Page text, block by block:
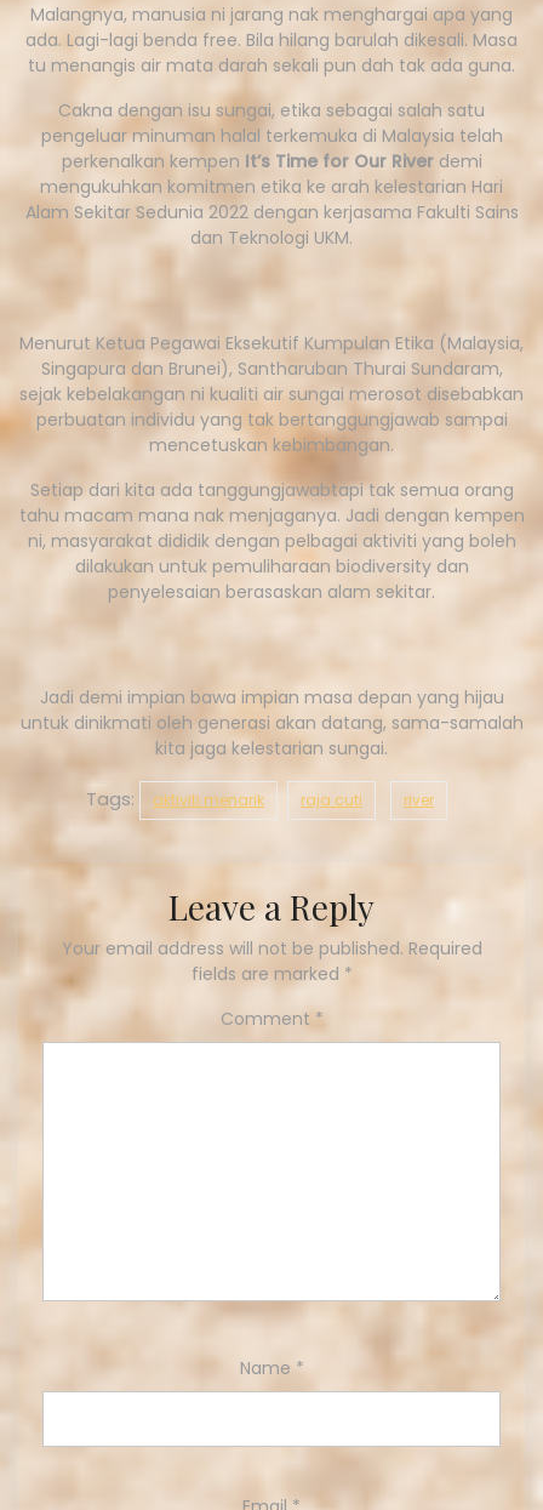
Malangnya, manusia ni jarang nak menghargai apa yang
ada. Lagi-lagi benda free. Bila hilang barulah dikesali. Masa
tu menangis air mata darah sekali pun dah tak ada guna.
Cakna dengan isu sungai, etika sebagai salah satu
pengeluar minuman halal terkemuka di Malaysia telah
perkenalkan kempen It’s Time for Our Riverdemi
mengukuhkan komitmen etika ke arah kelestarian Hari
Alam Sekitar Sedunia 2022 dengan kerjasama Fakulti Sains
dan Teknologi UKM.
Menurut Ketua Pegawai Eksekutif Kumpulan Etika (Malaysia,
Singapura dan Brunei), Santharuban Thurai Sundaram,
sejak kebelakangan ni kualiti air sungai merosot disebabkan
perbuatan individu yang tak bertanggungjawab sampai
mencetuskan kebimbangan.
Setiap dari kita ada tanggungjawabtapi tak semua orang
tahu macam mana nak menjaganya. Jadi dengan kempen
ni, masyarakat dididik dengan pelbagai aktiviti yang boleh
dilakukan untuk pemuliharaan biodiversity dan
penyelesaian berasaskan alam sekitar.
Jadi demi impian bawa impian masa depan yang hijau
untuk dinikmati oleh generasi akan datang, sama-samalah
kita jaga kelestarian sungai.
Tags: aktiviti menarik raja cuti river
Leave a Reply
Your email address will not be published. Required
fields are marked *
Comment *
Name *